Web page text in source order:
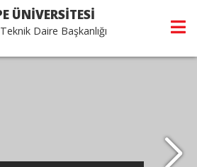
ÜNİVERSİTESİ
Daire Başkanlığı